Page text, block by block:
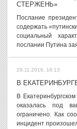
СТЕРЖЕНЬ»
Послание
содержать
социальный
послании Путина
29.11.2016, 16:13
В
В
оказалась под
ограничено. Как
инцидент